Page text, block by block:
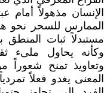
الإنسان مذهولاً أمام
الممارس للسحر نحو
مستبدلاً ثبات
وكأنه يحاول ملىء
وتعاويذ تمنح شعوراً
المعنى يغدو فعلاً